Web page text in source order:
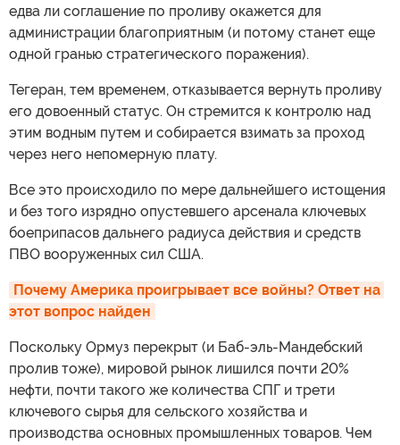
едва ли соглашение по проливу окажется для
администрации благоприятным (и потому станет еще
одной гранью стратегического поражения).
Тегеран, тем временем, отказывается вернуть проливу
его довоенный статус. Он стремится к контролю над
этим водным путем и собирается взимать за проход
через него непомерную плату.
Все это происходило по мере дальнейшего истощения
и без того изрядно опустевшего арсенала ключевых
боеприпасов дальнего радиуса действия и средств
ПВО вооруженных сил США.
Почему Америка проигрывает все войны? Ответ на
этот вопрос найден
Поскольку Ормуз перекрыт (и Баб-эль-Мандебский
пролив тоже), мировой рынок лишился почти 20%
нефти, почти такого же количества СПГ и трети
ключевого сырья для сельского хозяйства и
производства основных промышленных товаров. Чем